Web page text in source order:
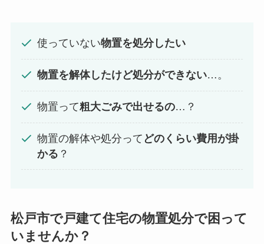
使っていない物置を処分したい
物置を解体したけど処分ができない…。
物置って粗大ごみで出せるの…？
物置の解体や処分って どのくらい費用が掛
かる ？
松戸市で戸建て住宅の物置処分で困って
いませんか？